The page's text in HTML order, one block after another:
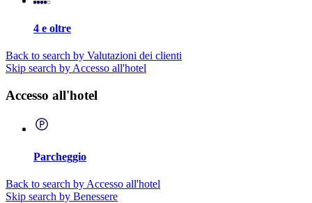
4 e oltre
Back to search by Valutazioni dei clienti
Skip search by Accesso all'hotel
Accesso all'hotel
Parcheggio
Back to search by Accesso all'hotel
Skip search by Benessere